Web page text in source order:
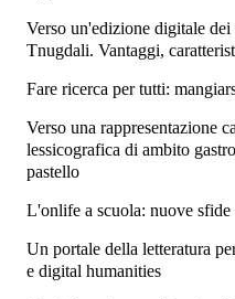
Verso un'edizione digitale
Tnugdali. Vantaggi,
Fare ricerca per tutti:
Verso una rappresentazione
lessicografica di ambito
pastello
L'onlife a scuola: nuove sfide
Un portale della letteratura
e digital humanities